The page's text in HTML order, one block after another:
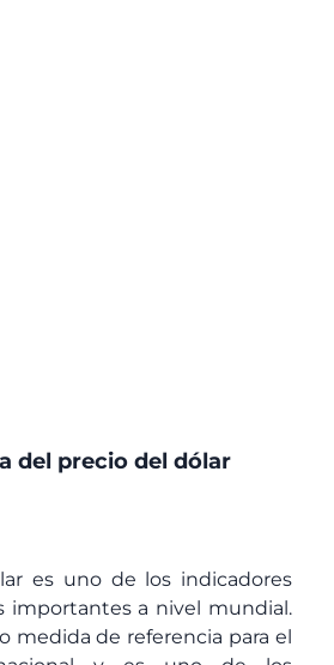
del precio del dólar
es uno de los indicadores
importantes a nivel mundial.
medida de referencia para el